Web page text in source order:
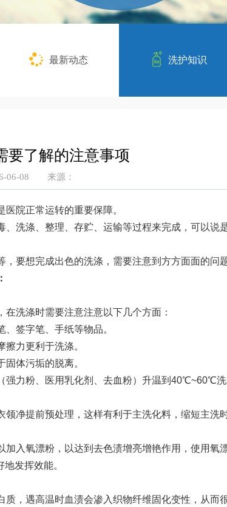
最新动态 洗护知识
要了解的注意事项
06-08 来源：
院正常运转的重要保障。
洗涤、整理、存贮、运输等过程来完成，可以说
要想完成出色的洗涤，需要注意到方方面面的问题
洗涤时需要注意注意以下几个方面：
签字笔、手纸等物品。
力更利于洗涤。
体污垢的脱离。
强力粉、医用乳化剂、去血粉）升温到40℃~60℃
净提前预处理，这样有利于主洗化料，缩短主洗
入氧漂粉，以达到去色渍增亮增艳作用，使用氧
发挥效能。
，遇高温时血渍会渗入织物纤维固化变性，从而